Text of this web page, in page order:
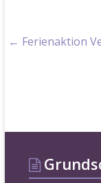
← Ferienaktion